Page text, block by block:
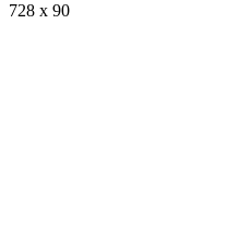
728 x 90